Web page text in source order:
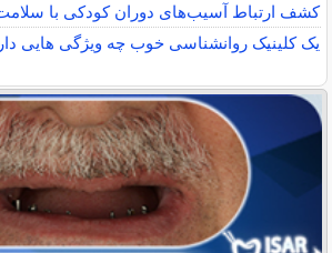
کشف ارتباط آسیب‌های دوران کودکی با سلامت
یک کلینیک روانشناسی خوب چه ویژگی هایی